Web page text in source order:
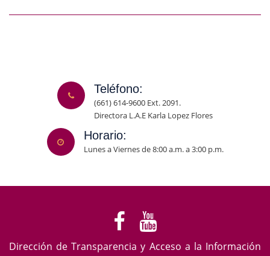
Teléfono:
(661) 614-9600 Ext. 2091.
Directora L.A.E Karla Lopez Flores
Horario:
Lunes a Viernes de 8:00 a.m. a 3:00 p.m.
Dirección de Transparencia y Acceso a la Información